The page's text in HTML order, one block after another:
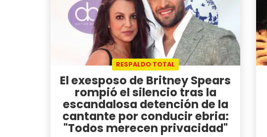
RESPALDO TOTAL
El exesposo de Britney Spears
rompió el silencio tras la
escandalosa detención de la
cantante por conducir ebria:
"Todos merecen privacidad"